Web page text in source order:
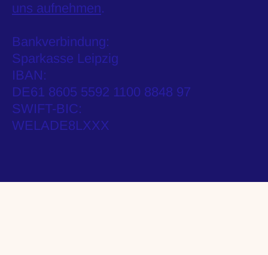
uns aufnehmen.
Bankverbindung:
Sparkasse Leipzig
IBAN:
DE61 8605 5592 1100 8848 97
SWIFT-BIC:
WELADE8LXXX